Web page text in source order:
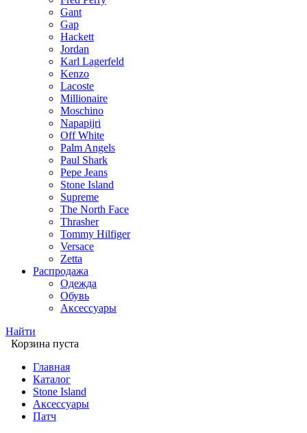
Gant
Gap
Hackett
Jordan
Karl Lagerfeld
Kenzo
Lacoste
Millionaire
Moschino
Napapijri
Off White
Palm Angels
Paul Shark
Pepe Jeans
Stone Island
Supreme
The North Face
Thrasher
Tommy Hilfiger
Versace
Zetta
Распродажа
Одежда
Обувь
Аксессуары
Найти
Корзина пуста
Главная
Каталог
Stone Island
Аксессуары
Патч